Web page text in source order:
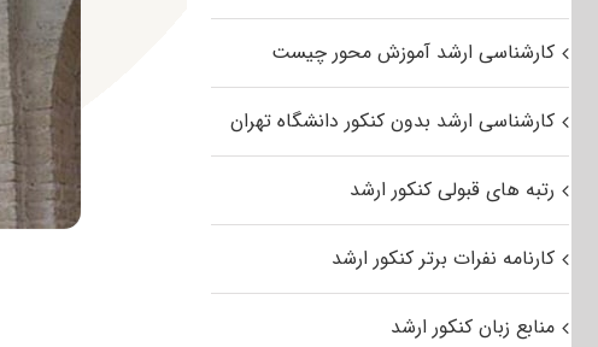
کارشناسی ارشد آموزش محور چیست
کارشناسی ارشد بدون کنکور دانشگاه تهران
رتبه های قبولی کنکور ارشد
کارنامه نفرات برتر کنکور ارشد
منابع زبان کنکور ارشد